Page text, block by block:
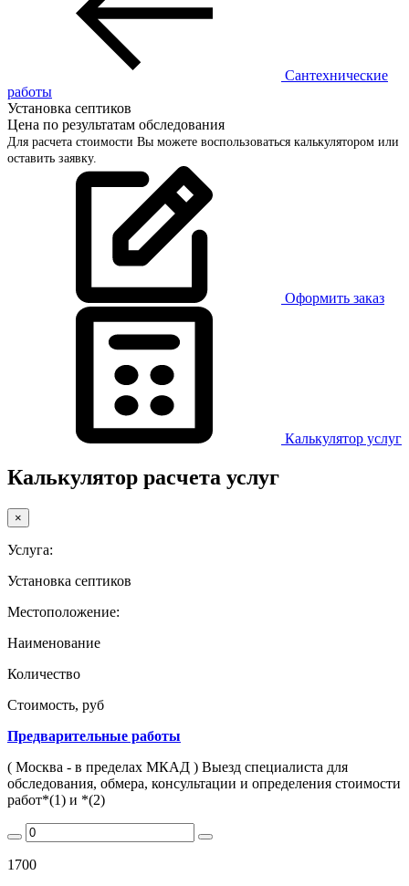
Сантехнические
работы
Установка септиков
Цена по результатам обследования
Для расчета стоимости Вы можете воспользоваться калькулятором или
оставить заявку.
Оформить заказ
Калькулятор услуг
Калькулятор расчета услуг
×
Услуга:
Установка септиков
Местоположение:
Наименование
Количество
Стоимость, руб
Предварительные работы
( Москва - в пределах МКАД ) Выезд специалиста для
обследования, обмера, консультации и определения стоимости
работ*(1) и *(2)
1700